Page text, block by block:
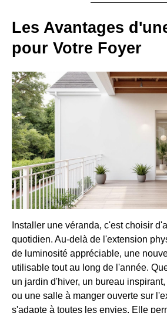
Les Avantages
pour Votre Foyer
Installer une véranda, c'est choisir
quotidien. Au-delà de l'extension
de luminosité appréciable, une
utilisable tout au long de l'année.
un jardin d'hiver, un bureau
ou une salle à manger ouverte sur
s'adapte à toutes les envies. Elle